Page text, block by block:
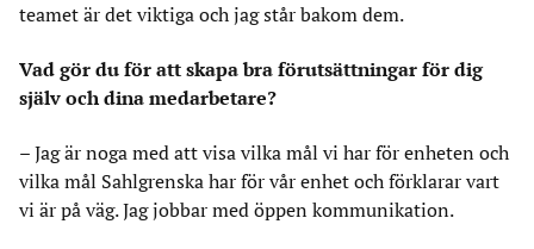
teamet är det viktiga och jag står bakom dem.
Vad gör du för att skapa bra förutsättningar för dig
själv och dina medarbetare?
– Jag är noga med att visa vilka mål vi har för enheten och
vilka mål Sahlgrenska har för vår enhet och förklarar vart
vi är på väg. Jag jobbar med öppen kommunikation.